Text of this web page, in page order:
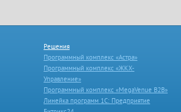
Решения
Программный комплекс «Астра»
Программный комплекс «ЖКХ-
Управление»
Программный комплекс «MegaVenue B2B»
Линейка программ 1С: Предприятие